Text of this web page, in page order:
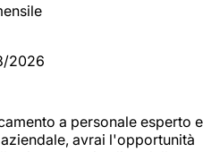
2026
a personale esperto e
avrai l'opportunità